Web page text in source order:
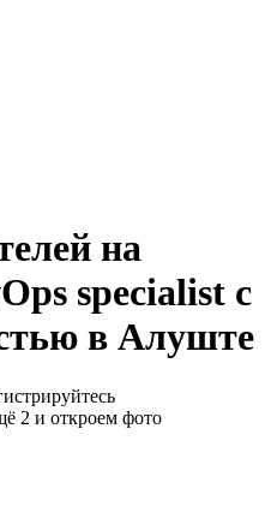
на
specialist с
в Алуште
2 и откроем фото